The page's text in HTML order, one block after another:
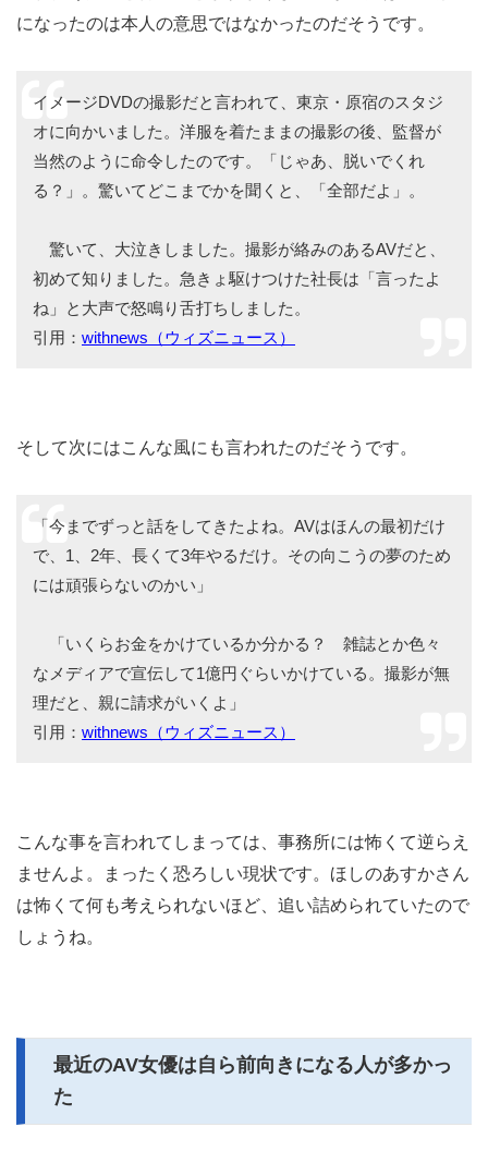
になったのは本人の意思ではなかったのだそうです。
イメージDVDの撮影だと言われて、東京・原宿のスタジ
オに向かいました。洋服を着たままの撮影の後、監督が
当然のように命令したのです。「じゃあ、脱いでくれ
る？」。驚いてどこまでかを聞くと、「全部だよ」。
驚いて、大泣きしました。撮影が絡みのあるAVだと、
初めて知りました。急きょ駆けつけた社長は「言ったよ
ね」と大声で怒鳴り舌打ちしました。
引用： withnews（ウィズニュース）
そして次にはこんな風にも言われたのだそうです。
「今までずっと話をしてきたよね。AVはほんの最初だけ
で、1、2年、長くて3年やるだけ。その向こうの夢のため
には頑張らないのかい」
「いくらお金をかけているか分かる？ 雑誌とか色々
なメディアで宣伝して1億円ぐらいかけている。撮影が無
理だと、親に請求がいくよ」
引用： withnews（ウィズニュース）
こんな事を言われてしまっては、事務所には怖くて逆らえ
ませんよ。まったく恐ろしい現状です。ほしのあすかさん
は怖くて何も考えられないほど、追い詰められていたので
しょうね。
最近のAV女優は自ら前向きになる人が多かっ
た